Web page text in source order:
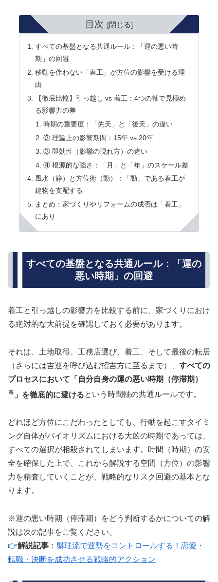
目次
すべての基盤となる共通ルール：「運の悪い時
期」の回避
移動を伴わない「着工」が方位の影響を受ける理
由
【徹底比較】引っ越し vs 着工：4つの軸で見極め
る影響力の差
時期の重要度：「先天」と「後天」の違い
② 理論上の影響期間：15年 vs 20年
③ 即効性（影響の現れ方）の違い
④ 根源的な強さ：「月」と「年」のスケール差
風水（静）と方位術（動）：「動」である着工が
建物を支配する
まとめ：家づくりやリフォームの成否は「着工」
にあり
すべての基盤となる共通ルール：「運の
悪い時期」の回避
着工と引っ越しの影響力を比較する前に、家づくりにおけ
る絶対的な大前提を確認しておく必要があります。
それは、土地取得、工務店選び、着工、そして最後の転居
（さらには吉運を呼び込む招吉方に至るまで）、 すべての
プロセスにおいて「自分自身の運の悪い時期（停滞期）
※ 」を徹底的に避けるという時間軸の共通ルールです。
どれほど方位にこだわったとしても、行動を起こすタイミ
ング自体がバイオリズムにおける大凶の時期であっては、
すべての選択が相殺されてしまいます。時間（時期）の安
全を確保した上で、これから解説する空間（方位）の影響
力を精査していくことが、戦略的なリスク回避の基本とな
ります。
※運の悪い時期（停滞期）をどう判断するかについての解
説は次の記事をご覧ください。
👉解説記事 ： 盤珪流で運勢をコントロールする！恋愛・
転職・決断を成功させる戦略的アクション